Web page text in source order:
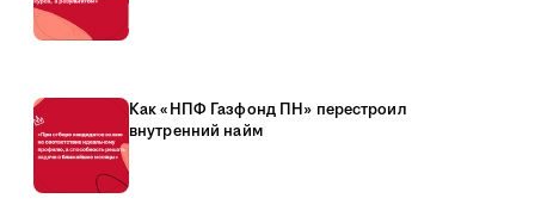
Как «НПФ Газфонд ПН» перестроил
внутренний найм